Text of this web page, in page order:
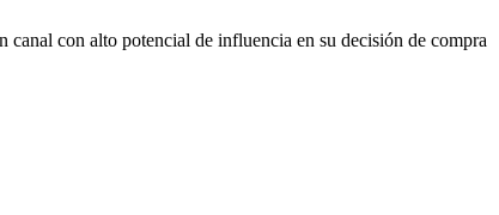
canal con alto potencial de influencia en su decisión de compra